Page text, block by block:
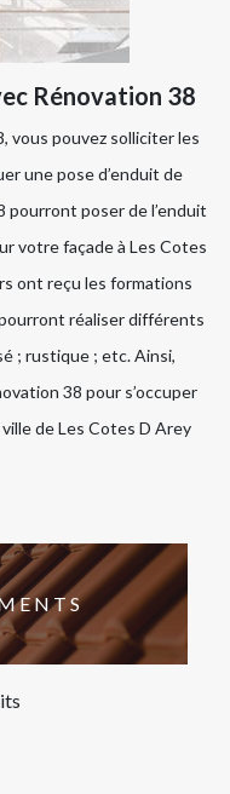
Rénovation 38
vous pouvez solliciter les
une pose d’enduit de
pourront poser de l’enduit
votre façade à Les Cotes
ont reçu les formations
réaliser différents
; rustique ; etc. Ainsi,
38 pour s’occuper
de Les Cotes D Arey